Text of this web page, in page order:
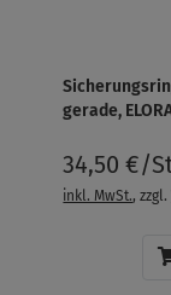
gerade,
34,50 €/
inkl. MwSt., zzgl.